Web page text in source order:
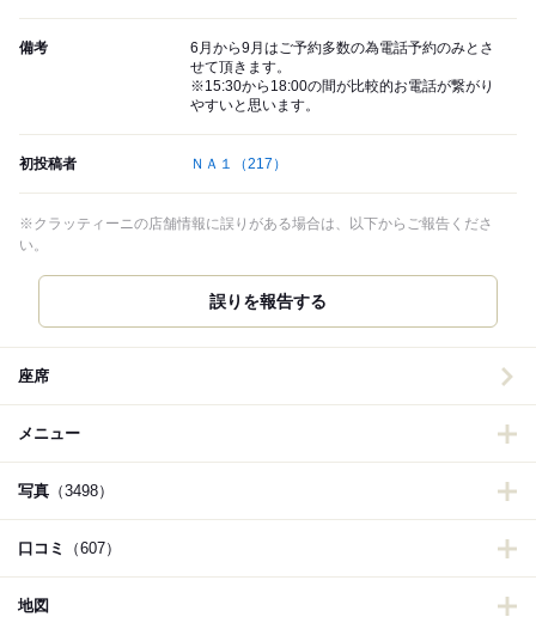
備考
6月から9月はご予約多数の為電話予約のみとさ
せて頂きます。
※15:30から18:00の間が比較的お電話が繋がり
やすいと思います。
初投稿者 ＮＡ１ （217）
※クラッティーニの店舗情報に誤りがある場合は、以下からご報告くださ
い。
誤りを報告する
座席
メニュー
写真 （3498）
口コミ （607）
地図